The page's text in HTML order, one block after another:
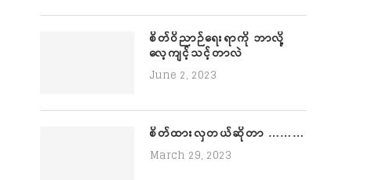
စိတ်ဝိညာဉ်ရေးရာကို ဘာလို့
လေ့ကျင့်သင့်တာလဲ
June 2, 2023
စိတ်ထားလှတယ်ဆိုတာ ………
March 29, 2023